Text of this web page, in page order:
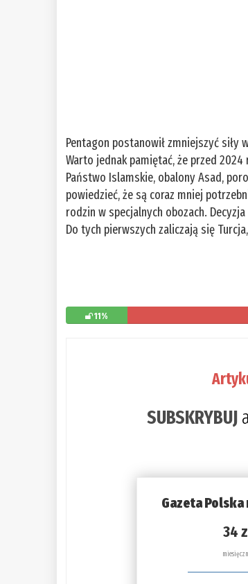
Pentagon postanowił zmniejszyć siły
Warto jednak pamiętać, że przed
Państwo Islamskie, obalony Asad,
powiedzieć, że są coraz mniej
rodzin w specjalnych obozach.
Do tych pierwszych zaliczają się
11%
SUBSKRYBUJ
Gazeta
34